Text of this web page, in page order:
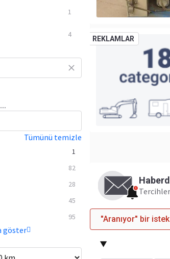
1
4
Tümünü temizle
1
82
28
45
95
göster
REKLAMLAR
"Aranıyor" bir